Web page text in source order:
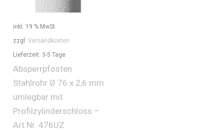
inkl. 19 % MwSt.
zzgl.Versandkosten
Lieferzeit: 3-5 Tage
Absperrpfosten
Stahlrohr Ø 76 x 2,6 mm
umlegbar mit
Profilzylinderschloss –
Art.Nr. 476UZ